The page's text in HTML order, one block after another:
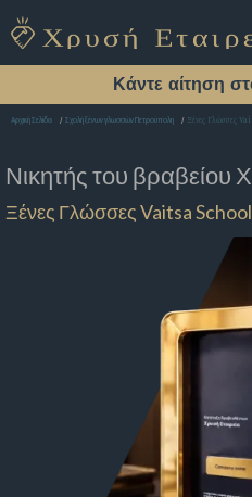
Κάντε αίτηση
Αρχική Σελίδα Σχολή ξένων γλωσσών Πετρούπολη Ξένες Γλώσσες
Νικητής του βραβείου
Ξένες Γλώσσες Vaitsa